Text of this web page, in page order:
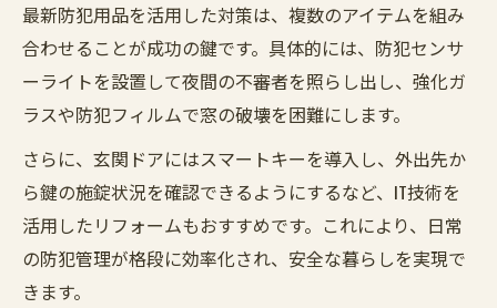
最新防犯用品を活用した対策は、複数のアイテムを組み
合わせることが成功の鍵です。具体的には、防犯センサ
ーライトを設置して夜間の不審者を照らし出し、強化ガ
ラスや防犯フィルムで窓の破壊を困難にします。
さらに、玄関ドアにはスマートキーを導入し、外出先か
ら鍵の施錠状況を確認できるようにするなど、IT技術を
活用したリフォームもおすすめです。これにより、日常
の防犯管理が格段に効率化され、安全な暮らしを実現で
きます。